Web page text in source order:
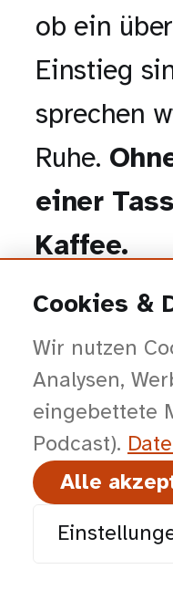
ob ein
Einstieg
sprechen
Ruhe.
einer
Kaffee.
Kontakt
AR und
AR-
Cookies &
Wir nutzen
Analysen,
eingebettete
Podcast).
Alle